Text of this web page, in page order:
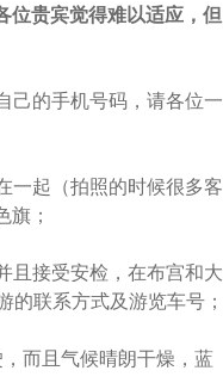
位贵宾觉得难以适应，但
己的手机号码，请各位一
一起（拍照的时候很多客
；
且接受安检，在布宫和大
的联系方式及游览车号；
而且气候晴朗干燥，蓝